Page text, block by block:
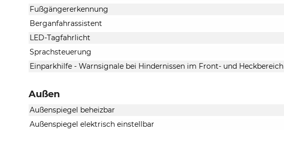
Fußgängererkennung
Berganfahrassistent
LED-Tagfahrlicht
Sprachsteuerung
Einparkhilfe - Warnsignale bei Hindernissen im Front- und Heckbereich
Außen
Außenspiegel beheizbar
Außenspiegel elektrisch einstellbar